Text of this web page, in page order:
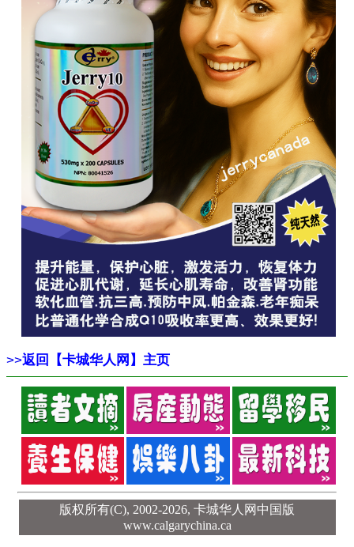
>>返回【卡城华人网】主页
版权所有(C), 2002-2026, 卡城华人网中国版
www.calgarychina.ca